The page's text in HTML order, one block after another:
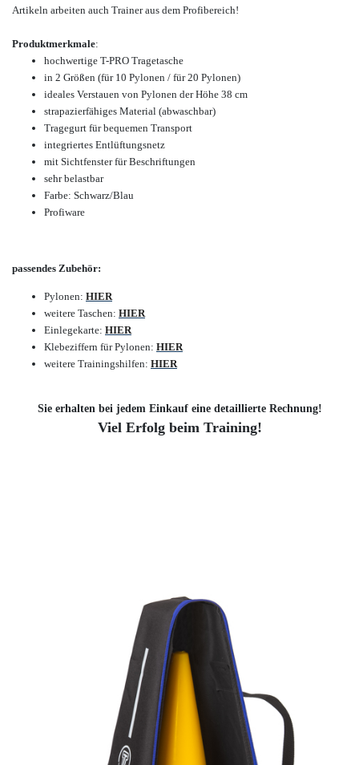
Artikeln arbeiten auch Trainer aus dem Profibereich!
Produktmerkmale:
hochwertige T-PRO Tragetasche
in 2 Größen (für 10 Pylonen / für 20 Pylonen)
ideales Verstauen von Pylonen der Höhe 38 cm
strapazierfähiges Material (abwaschbar)
Tragegurt für bequemen Transport
integriertes Entlüftungsnetz
mit Sichtfenster für Beschriftungen
sehr belastbar
Farbe: Schwarz/Blau
Profiware
passendes Zubehör:
Pylonen: HIER
weitere Taschen: HIER
Einlegekarte: HIER
Klebeziffern für Pylonen: HIER
weitere Trainingshilfen: HIER
Sie erhalten bei jedem Einkauf eine detaillierte Rechnung!
Viel Erfolg beim Training!